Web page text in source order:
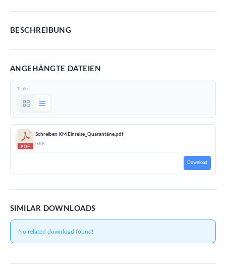
BESCHREIBUNG
ANGEHÄNGTE DATEIEN
1 file
Schreiben KM Einreise_Quarantäne.pdf
0 KB
Download
SIMILAR DOWNLOADS
No related download found!